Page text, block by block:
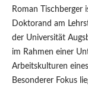
Roman Tischberger
Doktorand am
der Universität
im Rahmen einer
Arbeitskulturen
Besonderer Fokus